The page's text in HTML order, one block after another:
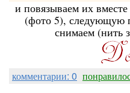
и повязываем их
(фото 5), следующую
снимаем (нить
комментарии: 0